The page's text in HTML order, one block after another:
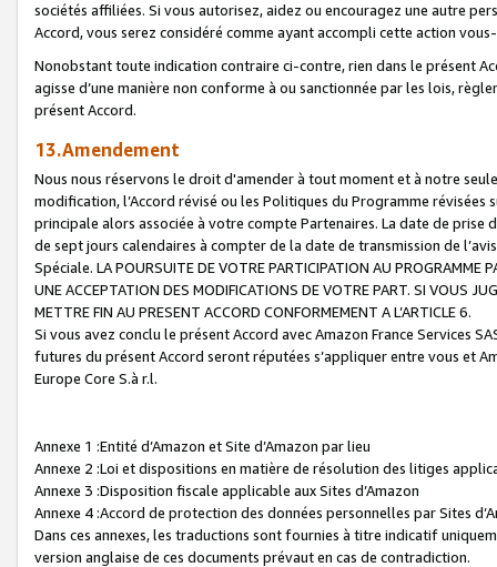
sociétés affiliées. Si vous autorisez, aidez ou encouragez une autre
Accord, vous serez considéré comme ayant accompli cette action
Nonobstant toute indication contraire ci-contre, rien dans le présent
agisse d’une manière non conforme à ou sanctionnée par les lois,
présent Accord.
13.Amendement
Nous nous réservons le droit d'amender à tout moment et à notre
modification, l’Accord révisé ou les Politiques du Programme
principale alors associée à votre compte Partenaires. La date de
de sept jours calendaires à compter de la date de transmission de
Spéciale. LA POURSUITE DE VOTRE PARTICIPATION AU PROGRAMME
UNE ACCEPTATION DES MODIFICATIONS DE VOTRE PART. SI VOUS
METTRE FIN AU PRESENT ACCORD CONFORMEMENT A L’ARTICLE 6.
Si vous avez conclu le présent Accord avec Amazon France Services
futures du présent Accord seront réputées s’appliquer entre vous et
Europe Core S.à r.l.
Annexe 1 :Entité d’Amazon et Site d’Amazon par lieu
Annexe 2 :Loi et dispositions en matière de résolution des litiges
Annexe 3 :Disposition fiscale applicable aux Sites d’Amazon
Annexe 4 :Accord de protection des données personnelles par Sites
Dans ces annexes, les traductions sont fournies à titre indicatif
version anglaise de ces documents prévaut en cas de contradiction.